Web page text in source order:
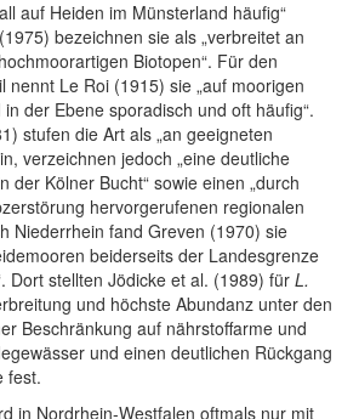
auf Heiden im Münsterland häufig“
bezeichnen sie als „verbreitet an
Biotopen“. Für den
nennt Le Roi (1915) sie „auf moorigen
der Ebene sporadisch und oft häufig“.
stufen die Art als „an geeigneten
verzeichnen jedoch „eine deutliche
der Kölner Bucht“ sowie einen „durch
hervorgerufenen regionalen
Niederrhein fand Greven (1970) sie
beiderseits der Landesgrenze
Dort stellten Jödicke et al. (1989) für L.
und höchste Abundanz unter den
Beschränkung auf nährstoffarme und
und einen deutlichen Rückgang
fest.
in Nordrhein-Westfalen oftmals nur mit